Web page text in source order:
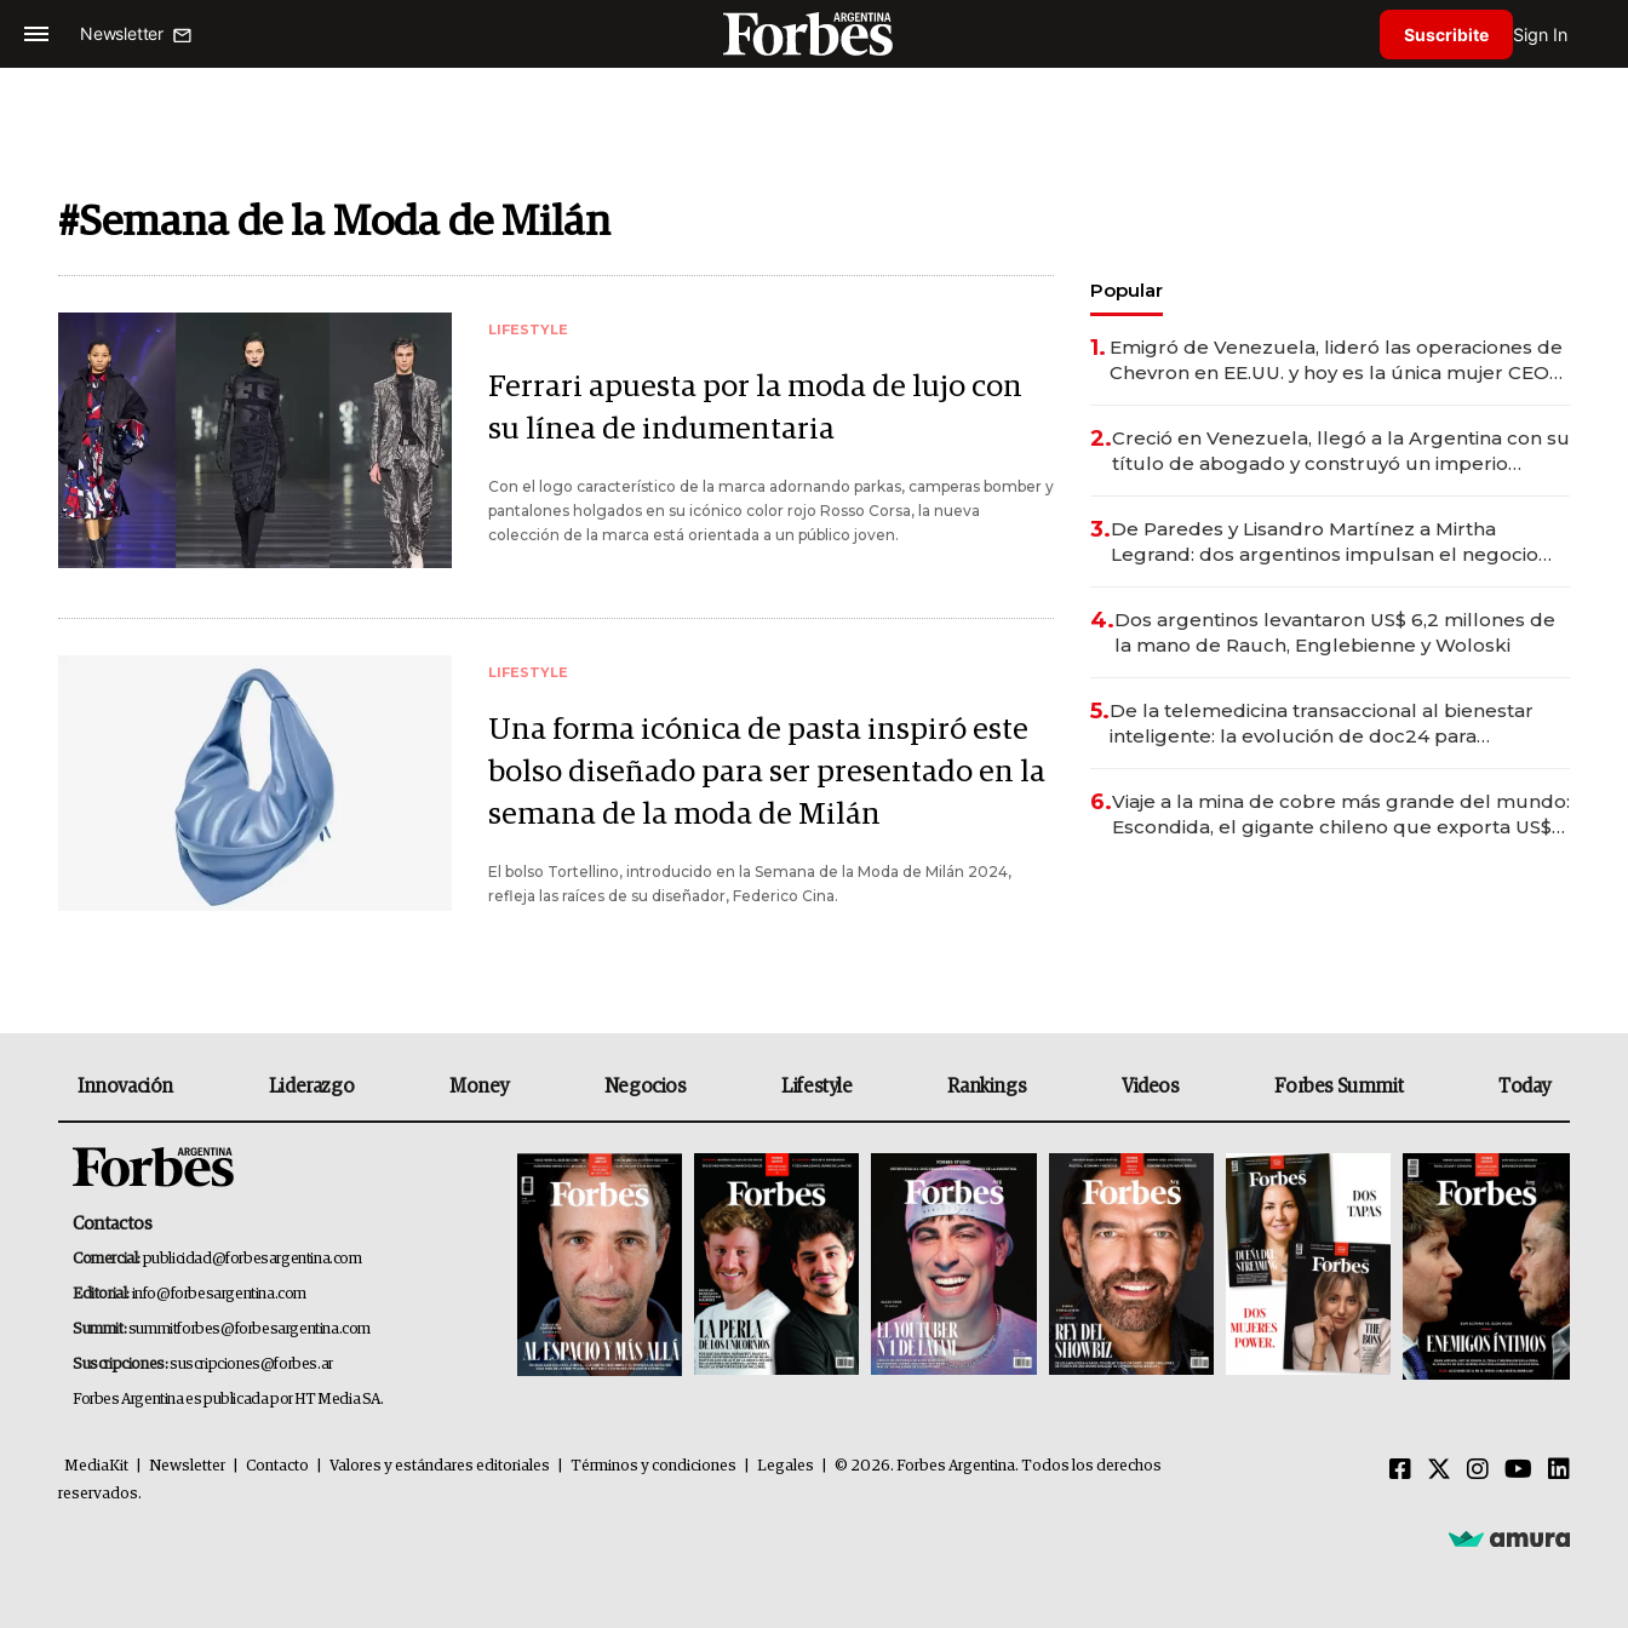
Newsletter Suscribite Sign In
#Semana de la Moda de Milán
LIFESTYLE
Ferrari apuesta por la moda de lujo con
su línea de indumentaria
Con el logo característico de la marca adornando parkas, camperas bomber y
pantalones holgados en su icónico color rojo Rosso Corsa, la nueva
colección de la marca está orientada a un público joven.
LIFESTYLE
Una forma icónica de pasta inspiró este
bolso diseñado para ser presentado en la
semana de la moda de Milán
El bolso Tortellino, introducido en la Semana de la Moda de Milán 2024,
refleja las raíces de su diseñador, Federico Cina.
Popular
1. Emigró de Venezuela, lideró las operaciones de
Chevron en EE.UU. y hoy es la única mujer CEO
2.Creció en Venezuela, llegó a la Argentina con su
título de abogado y construyó un imperio
3.De Paredes y Lisandro Martínez a Mirtha
Legrand: dos argentinos impulsan el negocio
4.Dos argentinos levantaron US$ 6,2 millones de
la mano de Rauch, Englebienne y Woloski
5.De la telemedicina transaccional al bienestar
inteligente: la evolución de doc24 para
6.Viaje a la mina de cobre más grande del mundo:
Escondida, el gigante chileno que exporta US$
Innovación Liderazgo Money Negocios Lifestyle Rankings Videos Forbes Summit Today
Contactos
Comercial:publicidad@forbesargentina.com
Editorial:info@forbesargentina.com
Summit:summitforbes@forbesargentina.com
Suscripciones:suscripciones@forbes.ar
Forbes Argentina es publicada por HT Media SA.
MediaKit Newsletter Contacto Valores y estándares editoriales Términos y condiciones Legales
© 2026. Forbes Argentina. Todos los derechos
reservados.